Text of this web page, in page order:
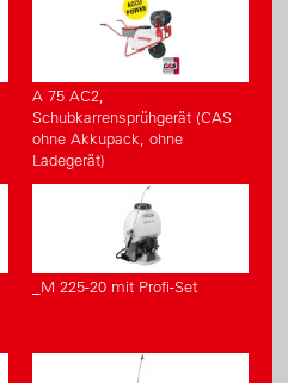
A 75 AC2,
Schubkarrensprühgerät (CAS
ohne Akkupack, ohne
Ladegerät)
_M 225-20 mit Profi-Set